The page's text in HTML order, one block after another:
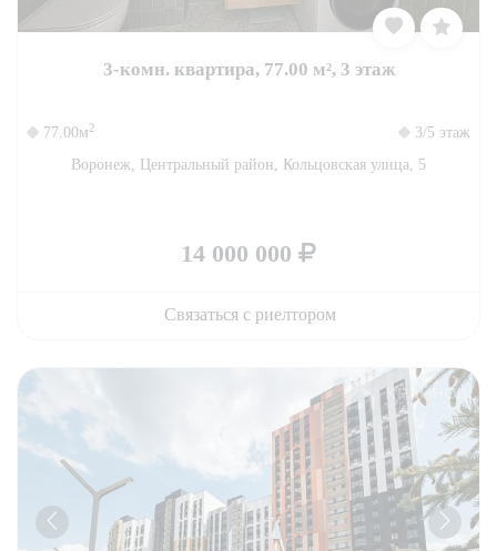
3-комн. квартира, 77.00 м², 3 этаж
77.00м2
3/5 этаж
Воронеж, Центральный район, Кольцовская улица, 5
14 000 000
Связаться с риелтором